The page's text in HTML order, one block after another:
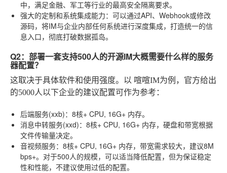
中，满足金融、军工等行业的最高安全隔离要求。
强大的定制和系统集成能力：可以通过API、Webhook或修改
源码，将IM与企业内部任何系统进行深度集成，打造统一的信
息入口，彻底打破数据孤岛。
Q2：部署一套支持500人的开源IM大概需要什么样的服务
器配置？
这取决于具体软件和使用强度。以 喧喧IM为例，官方给出
的5000人以下企业的建议配置可作为参考：
后端服务(xxb)：8核+ CPU, 16G+ 内存。
消息中转服务(xxd)：8核+ CPU, 16G+ 内存，硬盘和带宽根据
文件传输量决定。
音视频服务：8核+ CPU, 16G+ 内存，带宽需求较大，建议8M
bps+。对于500人的规模，可以适当降低配置，但为保证稳定
性和性能，不建议使用过低的配置。